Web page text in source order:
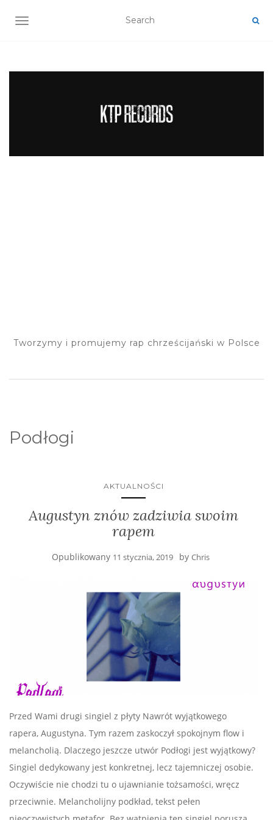
TOGGLE NAVIGATION
Tworzymy i promujemy rap chrześcijański w Polsce
Podłogi
AKTUALNOŚCI
Augustyn znów zadziwia swoim
rapem
Opublikowany 11 stycznia, 2019 by Chris
Przed Wami drugi singiel z płyty Nawrót wyjątkowego
rapera, Augustyna. Tym razem zaskoczył spokojnym flow i
melancholią. Dlaczego jeszcze utwór Podłogi jest wyjątkowy?
Singiel dedykowany jest konkretnej, lecz tajemniczej osobie.
Oczywiście nie chodzi tu o ujawnianie tożsamości, wręcz
przeciwnie. Melancholijny podkład, tekst pełen